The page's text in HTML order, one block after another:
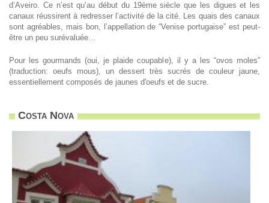
d’Aveiro. Ce n’est qu’au début du 19ème siècle que les digues et les
canaux réussirent à redresser l’activité de la cité. Les quais des canaux
sont agréables, mais bon, l’appellation de “Venise portugaise” est peut-
être un peu surévaluée…
Pour les gourmands (oui, je plaide coupable), il y a les “ovos moles”
(traduction: oeufs mous), un dessert très sucrés de couleur jaune,
essentiellement composés de jaunes d'oeufs et de sucre.
Costa Nova